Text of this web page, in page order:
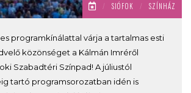
/ SIÓFOK / SZÍNHÁZ
programkínálattal várja a tartalmas esti
közönséget a Kálmán Imréről
Szabadtéri Színpad! A júliustól
tartó programsorozatban idén is